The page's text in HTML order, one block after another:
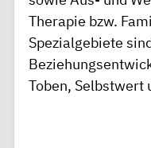
Therapie bzw.
Spezialgebiete
Toben, Selbstwert